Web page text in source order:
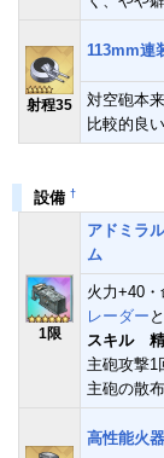
射程35
113mm連
対空砲本
比較的良い
設備 †
1限
アドミラ
ム
火力+40・
レーダー
スキル
主砲攻撃1
主砲の散
高性能火